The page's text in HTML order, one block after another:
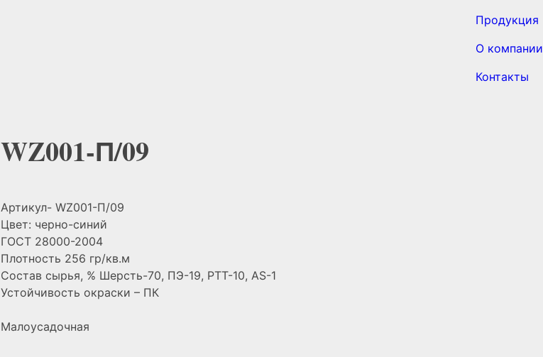
Продукция
О компании
Контакты
WZ001-П/09
Артикул- WZ001-П/09
Цвет: черно-синий
ГОСТ 28000-2004
Плотность 256 гр/кв.м
Состав сырья, % Шерсть-70, ПЭ-19, PTT-10, AS-1
Устойчивость окраски – ПК
Малоусадочная